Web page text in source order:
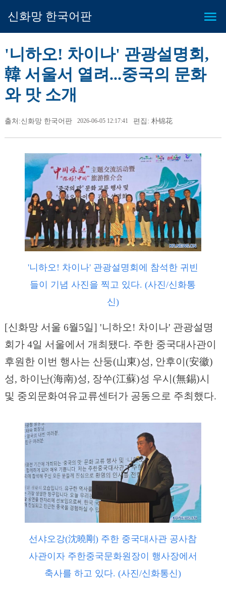
신화망 한국어판
'니하오! 차이나' 관광설명회,
韓 서울서 열려...중국의 문화
와 맛 소개
출처:신화망 한국어판 2026-06-05 12:17:41 편집: 朴锦花
'니하오! 차이나' 관광설명회에 참석한 귀빈
들이 기념 사진을 찍고 있다. (사진/신화통
신)
[신화망 서울 6월5일] '니하오! 차이나' 관광설명
회가 4일 서울에서 개최됐다. 주한 중국대사관이
후원한 이번 행사는 산둥(山東)성, 안후이(安徽)
성, 하이난(海南)성, 장쑤(江蘇)성 우시(無錫)시
및 중외문화여유교류센터가 공동으로 주최했다.
선샤오강(沈曉剛) 주한 중국대사관 공사참
사관이자 주한중국문화원장이 행사장에서
축사를 하고 있다. (사진/신화통신)